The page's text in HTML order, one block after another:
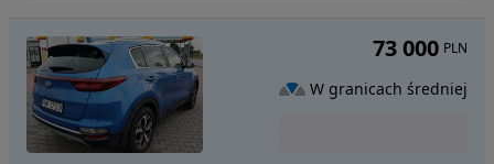
73 000 PLN
W granicach średniej